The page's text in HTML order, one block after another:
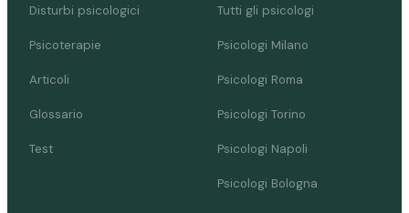
Disturbi psicologici
Psicoterapie
Articoli
Glossario
Test
Tutti gli psicologi
Psicologi Milano
Psicologi Roma
Psicologi Torino
Psicologi Napoli
Psicologi Bologna